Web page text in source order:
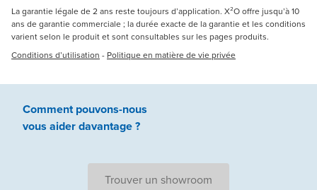
La garantie légale de 2 ans reste toujours d’application. X²O offre jusqu’à 10
ans de garantie commerciale ; la durée exacte de la garantie et les conditions
varient selon le produit et sont consultables sur les pages produits.
Conditions d’utilisation - Politique en matière de vie privée
Comment pouvons-nous
vous aiderdavantage ?
Trouver un showroom